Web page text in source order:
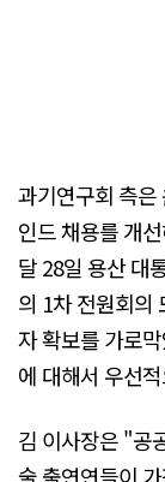
과기연구회 측은
인드 채용를 개
달 28일 용산 대
의 1차 전원회의
자 확보를 가로
에 대해서 우선
김 이사장은 "공
술 출연연들이